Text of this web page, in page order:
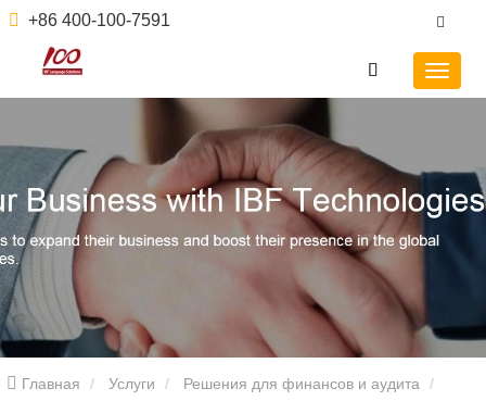
+86 400-100-7591
Главная Услуги Решения для финансов и аудита